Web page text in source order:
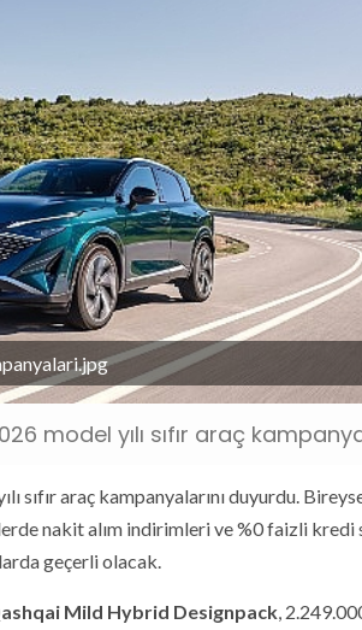
model yılı sıfır araç
sıfır araç kampanyalarını duyurdu.
nakit alım indirimleri ve %0 faizli kredi
geçerli olacak.
Mild Hybrid Designpack,